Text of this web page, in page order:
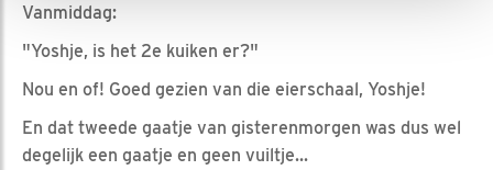
Vanmiddag:
"Yoshje, is het 2e kuiken er?"
Nou en of! Goed gezien van die eierschaal, Yoshje!
En dat tweede gaatje van gisterenmorgen was dus wel
degelijk een gaatje en geen vuiltje...